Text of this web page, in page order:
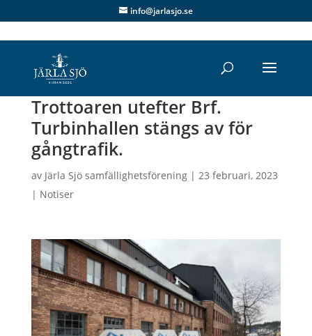
info@jarlasjo.se
Trottoaren utefter Brf.
Turbinhallen stängs av för
gångtrafik.
av Järla Sjö samfällighetsförening| 23 februari, 2023
| Notiser